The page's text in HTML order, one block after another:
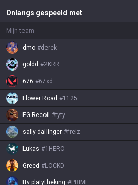
Onlangs gespeeld met
Mijn team
dmo #derek
goldd #2KRR
676 #67xd
Flower Road #1125
EG Recoil #tyty
sally dallinger #freiz
Lukas #1HERO
Greed #LOCKD
ttv platytheking #PRIME